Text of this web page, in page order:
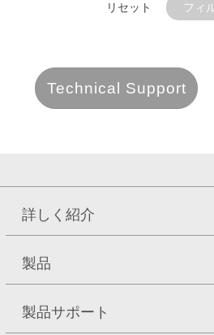
リセット フィ
部屋サイズ
音声追跡
デュアルレンズカメラ
Technical Support
詳しく紹介
製品
製品サポート